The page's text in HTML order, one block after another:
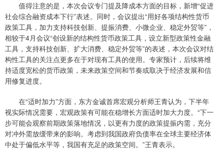
值得注意的是，本次会议专门提及降成本方面的目标，新增“促进
社会综合融资成本下行”表述。同时，会议提出“用好各项结构性货币
政策工具，加力支持科技创新、提振消费、小微企业、稳定外贸等”，
相较于4月会议“创设新的结构性货币政策工具，设立新型政策性金融
工具，支持科技创新、扩大消费、稳定外贸等”的表述，本次会议对结
构性工具的关注点更多在于对现有工具的使用。专家预计，后续将维
持适度宽松的货币政策，未来政策空间和节奏或取决于经济发展和信
用修复进度。
在“适时加力”方面，东方金诚首席宏观分析师王青认为，下半年
视实际情况需要，宏观政策有可能在稳增长方面适时加大力度。“下一
步可能会观察前期政策落地情况，以更有力度的政策提振内需，充分
对冲外需放缓带来的影响。考虑到我国政府负债率在全球主要经济体
中处于偏低水平等，我国有充足的政策空间。”王青表示。